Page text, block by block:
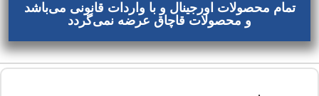
تمام محصولات اورجینال و با واردات قانونی می‌باشد
و محصولات قاچاق عرضه نمی‌گردد